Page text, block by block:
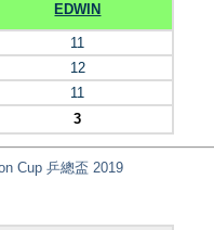
EDWIN
11
12
11
3
Cup 乒總盃 2019